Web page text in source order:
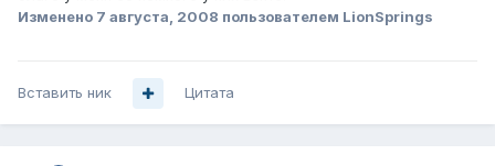
Изменено 7 августа, 2008 пользователем LionSprings
Вставить ник Цитата